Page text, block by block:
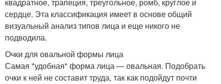
квадратное, трапеция, треугольное, ромб, круглое и
сердце. Эта классификация имеет в основе общий
визуальный анализ типов лица и еще никого не
подводила.
Очки для овальной формы лица
Самая "удобная" форма лица — овальная. Подобрать
очки к ней не составит труда, так как подойдут почти